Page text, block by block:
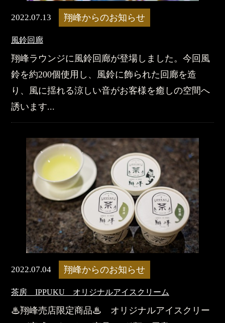
2022.07.13 翔峰からのお知らせ
風鈴回廊
翔峰ラウンジに風鈴回廊が登場しました。今回風
鈴を約200個使用し、風鈴に飾られた回廊を造
り、風に揺れる涼しい音がお客様を癒しの空間へ
誘います...
2022.07.04 翔峰からのお知らせ
茶房 IPPUKU オリジナルアイスクリーム
♨翔峰売店限定商品♨ オリジナルアイスクリー